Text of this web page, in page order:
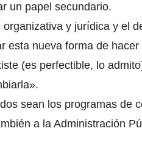
un papel secundario.
organizativa y jurídica y el
esta nueva forma de hacer
(es perfectible, lo
sean los programas de
a la Administración